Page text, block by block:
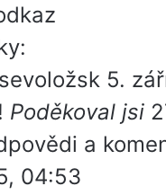
5.
Poděkoval jsi
a
04:53